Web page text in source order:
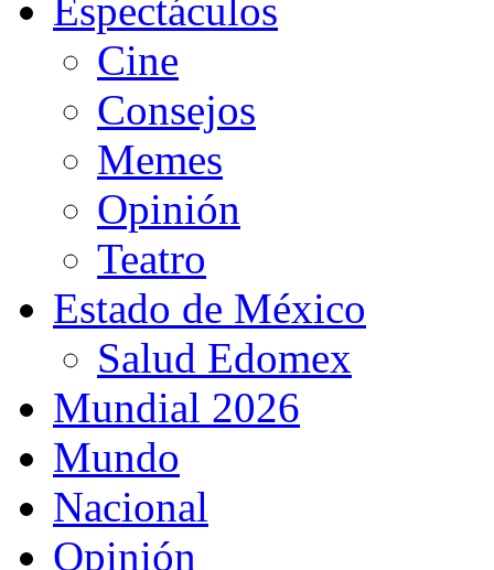
Espectáculos
Cine
Consejos
Memes
Opinión
Teatro
Estado de México
Salud Edomex
Mundial 2026
Mundo
Nacional
Opinión